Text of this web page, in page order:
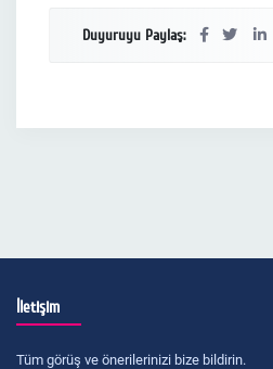
Duyuruyu Paylaş:
İletişim
Tüm görüş ve önerilerinizi bize bildirin.